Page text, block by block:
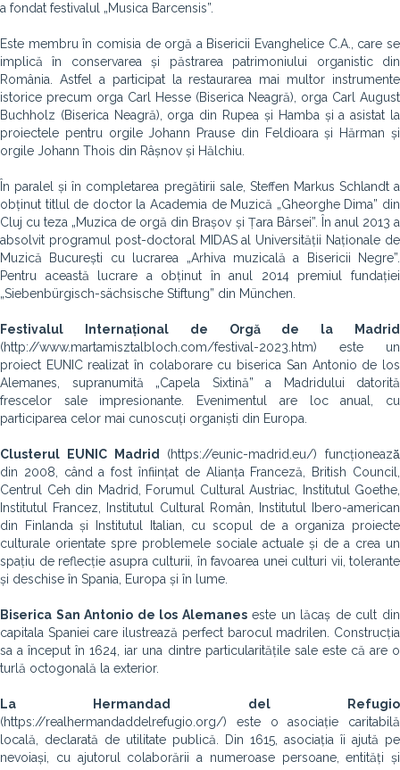
a fondat festivalul „Musica Barcensis”.
Este membru în comisia de orgă a Bisericii Evanghelice C.A., care se
implică în conservarea și păstrarea patrimoniului organistic din
România. Astfel a participat la restaurarea mai multor instrumente
istorice precum orga Carl Hesse (Biserica Neagră), orga Carl August
Buchholz (Biserica Neagră), orga din Rupea și Hamba și a asistat la
proiectele pentru orgile Johann Prause din Feldioara și Hărman și
orgile Johann Thois din Râșnov și Hălchiu.
În paralel și în completarea pregătirii sale, Steffen Markus Schlandt a
obținut titlul de doctor la Academia de Muzică „Gheorghe Dima” din
Cluj cu teza „Muzica de orgă din Brașov și Țara Bârsei”. În anul 2013 a
absolvit programul post-doctoral MIDAS al Universității Naționale de
Muzică București cu lucrarea „Arhiva muzicală a Bisericii Negre”.
Pentru această lucrare a obținut în anul 2014 premiul fundației
„Siebenbürgisch-sächsische Stiftung” din München.
Festivalul Internațional de Orgă de la Madrid
(http://www.martamisztalbloch.com/festival-2023.htm) este un
proiect EUNIC realizat în colaborare cu biserica San Antonio de los
Alemanes, supranumită „Capela Sixtină” a Madridului datorită
frescelor sale impresionante. Evenimentul are loc anual, cu
participarea celor mai cunoscuți organiști din Europa.
Clusterul EUNIC Madrid
(https://eunic-madrid.eu/) funcționează̆
din 2008, când a fost înființat de Alianța Franceză, British Council,
Centrul Ceh din Madrid, Forumul Cultural Austriac, Institutul Goethe,
Institutul Francez, Institutul Cultural Român, Institutul Ibero-american
din Finlanda și Institutul Italian, cu scopul de a organiza proiecte
culturale orientate spre problemele sociale actuale și de a crea un
spațiu de reflecție asupra culturii, în favoarea unei culturi vii, tolerante
și deschise în Spania, Europa și în lume.
Biserica San Antonio de los Alemaneseste un lăcaș de cult din
capitala Spaniei care ilustrează perfect barocul madrilen. Construcția
sa a început în 1624, iar una dintre particularitățile sale este că are o
turlă octogonală la exterior.
La Hermandad del Refugio
(https://realhermandaddelrefugio.org/) este o asociație caritabilă
locală, declarată de utilitate publică. Din 1615, asociația îi ajută pe
nevoiași, cu ajutorul colaborării a numeroase persoane, entități și